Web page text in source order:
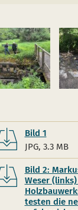
Bild 1
JPG, 3.3 MB
Bild 2:
Weser
testen die